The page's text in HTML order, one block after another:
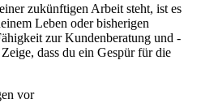
zukünftigen Arbeit steht, ist es
Leben oder bisherigen
zur Kundenberatung und -
dass du ein Gespür für die
vor